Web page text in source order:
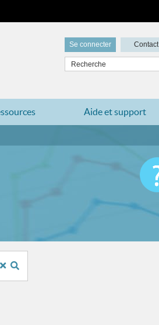
Se connecter Contact
Aide et support